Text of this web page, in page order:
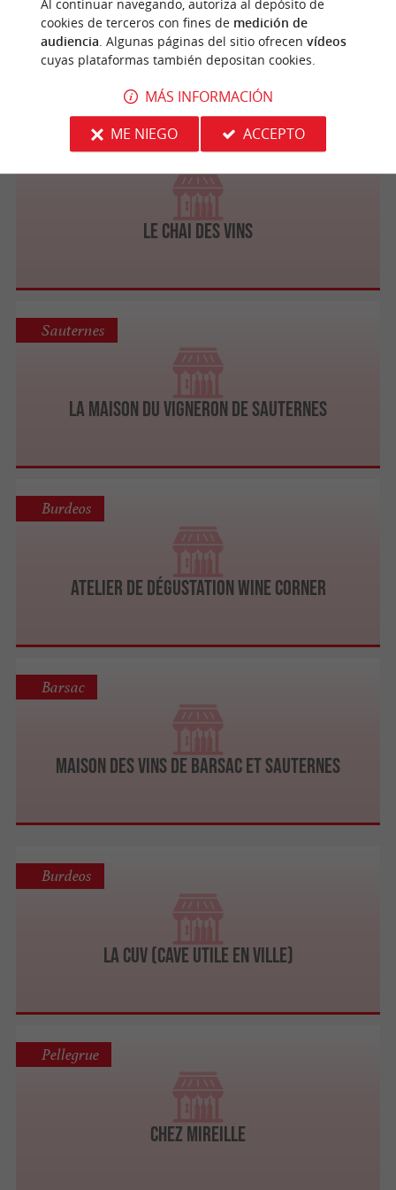
L'Esprit des Vins
Le Chai des Vins
Toulenne
La Maison du Vigneron de Sauternes
Sauternes
Atelier de dégustation Wine Corner
Burdeos
Maison des Vins de Barsac et Sauternes
Barsac
La CUV (Cave Utile en Ville)
Burdeos
Chez Mireille
Pellegrue
Al continuar navegando, autoriza al depósito de
cookies de terceros con fines de medición de
audiencia . Algunas páginas del sitio ofrecen vídeos
cuyas plataformas también depositan cookies.
MÁS INFORMACIÓN
ME NIEGO
ACCEPTO